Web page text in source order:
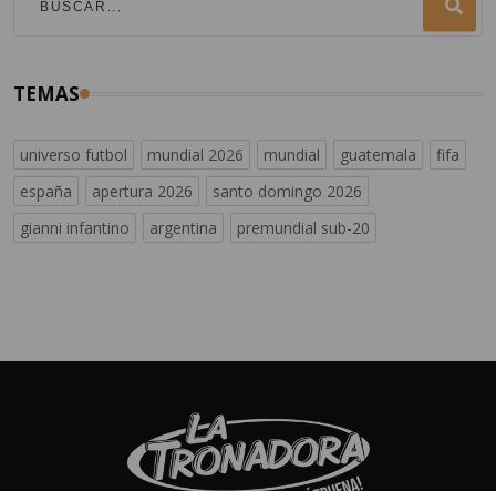
TEMAS
universo futbol mundial 2026 mundial guatemala
fifa
españa
apertura 2026
santo domingo 2026
gianni infantino
argentina premundial sub-20